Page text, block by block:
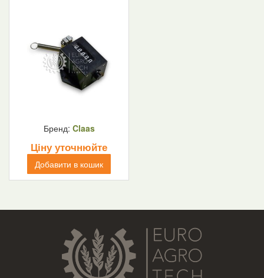
Бренд: Claas
Ціну уточнюйте
Добавити в кошик